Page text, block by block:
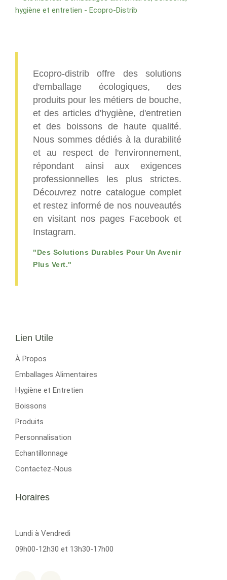
Ecopro-distrib offre des solutions
d'emballage écologiques, des
produits pour les métiers de bouche,
et des articles d'hygiène, d'entretien
et des boissons de haute qualité.
Nous sommes dédiés à la durabilité
et au respect de l'environnement,
répondant ainsi aux exigences
professionnelles les plus strictes.
Découvrez notre catalogue complet
et restez informé de nos nouveautés
en visitant nos pages Facebook et
Instagram.
"Des Solutions Durables Pour Un Avenir
Plus Vert."
Lien Utile
À Propos
Emballages Alimentaires
Hygiène et Entretien
Boissons
Produits
Personnalisation
Echantillonnage
Contactez-Nous
Horaires
Lundi à Vendredi
09h00-12h30 et 13h30-17h00